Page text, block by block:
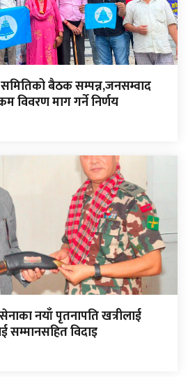
बैठक सम्पन्न,जनसम्वाद
विवरण माग गर्ने निर्णय
सेनाका नयाँ पृतनापति खत्रीलाई
सम्मानसहित विदाइ